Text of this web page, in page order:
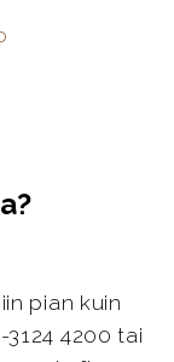
pian kuin
4200 tai